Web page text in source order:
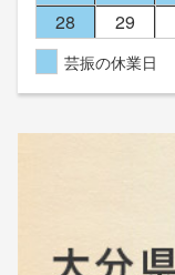
28
29
芸振の休業日